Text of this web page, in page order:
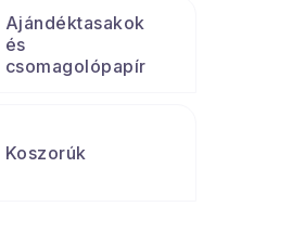
Ajándéktasakok
és
csomagolópapír
Koszorúk